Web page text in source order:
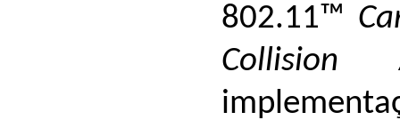
802.11™
Collision